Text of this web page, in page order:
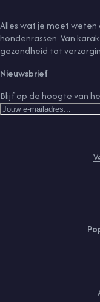
Alles wat je moet weten
hondenrassen. Van
gezondheid tot
Nieuwsbrief
Blijf op de hoogte van